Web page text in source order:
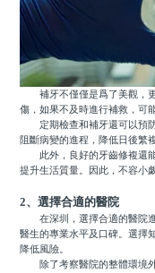
補牙不僅僅是爲了美觀，更
傷，如果不及時進行補救，可
定期檢查和補牙還可以預防
阻斷病變的進程，降低日後繁
此外，良好的牙齒修複還能
提升生活質量。因此，不容小
2、選擇合適的醫院
在深圳，選擇合適的醫院進
醫生的專業水平及口碑。選擇
降低風險。
除了考察醫院的整體環境外